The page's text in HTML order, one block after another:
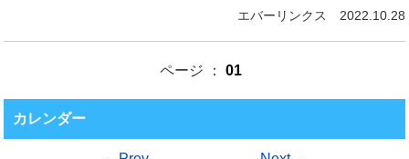
エバーリンクス 2022.10.28
ページ ： 01
カレンダー